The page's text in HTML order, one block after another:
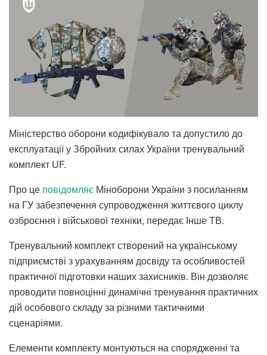
Міністерство оборони кодифікувало та допустило до
експлуатації у Збройних силах України тренувальний
комплект UF.
Про це повідомляє Міноборони України з посиланням
на ГУ забезпечення супроводження життєвого циклу
озброєння і військової техніки, передає Інше ТВ.
Тренувальний комплект створений на українському
підприємстві з урахуванням досвіду та особливостей
практичної підготовки наших захисників. Він дозволяє
проводити повноцінні динамічні тренування практичних
дій особового складу за різними тактичними
сценаріями.
Елементи комплекту монтуються на спорядженні та